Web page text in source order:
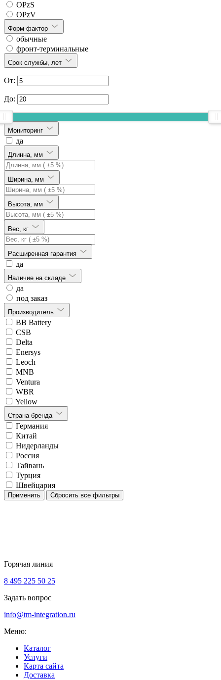
OPzS
OPzV
Форм-фактор
обычные
фронт-терминальные
Срок службы, лет
От:
До:
Мониторинг
да
Длинна, мм
Ширина, мм
Высота, мм
Вес, кг
Расширенная гарантия
да
Наличие на складе
да
под заказ
Производитель
BB Battery
CSB
Delta
Enersys
Leoch
MNB
Ventura
WBR
Yellow
Страна бренда
Германия
Китай
Нидерланды
Россия
Тайвань
Турция
Швейцария
Применить Сбросить все фильтры
Горячая линия
8 495 225 50 25
Задать вопрос
info@tm-integration.ru
Меню:
Каталог
Услуги
Карта сайта
Доставка